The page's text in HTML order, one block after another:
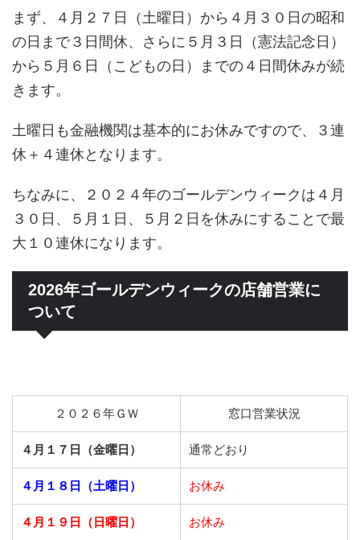
まず、４月２７日（土曜日）から４月３０日の昭和
の日まで３日間休、さらに５月３日（憲法記念日）
から５月６日（こどもの日）までの４日間休みが続
きます。
土曜日も金融機関は基本的にお休みですので、３連
休＋４連休となります。
ちなみに、２０２４年のゴールデンウィークは４月
３０日、５月１日、５月２日を休みにすることで最
大１０連休になります。
2026年ゴールデンウィークの店舗営業に
ついて
２０２６年ＧＷ 窓口営業状況
４月１７日（金曜日） 通常どおり
４月１８日（土曜日） お休み
４月１９日（日曜日） お休み